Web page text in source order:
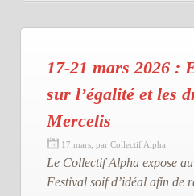
17-21 mars 2026 :
sur l’égalité et les
Mercelis
17 mars, par Collectif Alpha
Le Collectif Alpha expose
Festival soif d’idéal afin de